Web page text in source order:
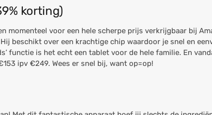
korting)
momenteel voor een hele scherpe prijs verkrijgbaar bij
beschikt over een krachtige chip waardoor je snel en
functie is het echt een tablet voor de hele familie. En
ipv €249. Wees er snel bij, want op=op!